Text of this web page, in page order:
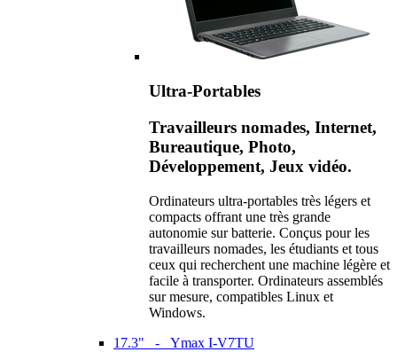
Ultra-Portables
Travailleurs nomades, Internet,
Bureautique, Photo,
Développement, Jeux vidéo.
Ordinateurs ultra-portables très légers et
compacts offrant une très grande
autonomie sur batterie. Conçus pour les
travailleurs nomades, les étudiants et tous
ceux qui recherchent une machine légère et
facile à transporter. Ordinateurs assemblés
sur mesure, compatibles Linux et
Windows.
17.3" - Ymax I-V7TU